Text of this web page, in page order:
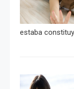
estaba